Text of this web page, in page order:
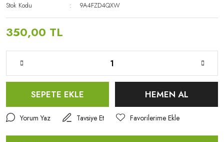
Stok Kodu
9A4FZD4QXW
350,00 TL
SEPETE EKLE HEMEN AL
Yorum Yaz Tavsiye Et